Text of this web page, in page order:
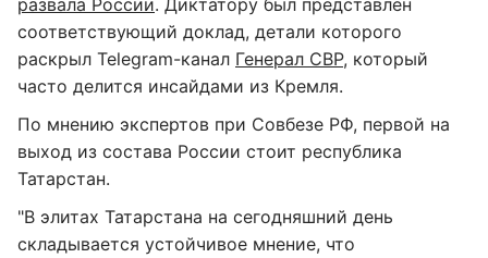
развала России. Диктатору был представлен
соответствующий доклад, детали которого
раскрыл Telegram-канал Генерал СВР, который
часто делится инсайдами из Кремля.
По мнению экспертов при Совбезе РФ, первой на
выход из состава России стоит республика
Татарстан.
"В элитах Татарстана на сегодняшний день
складывается устойчивое мнение, что